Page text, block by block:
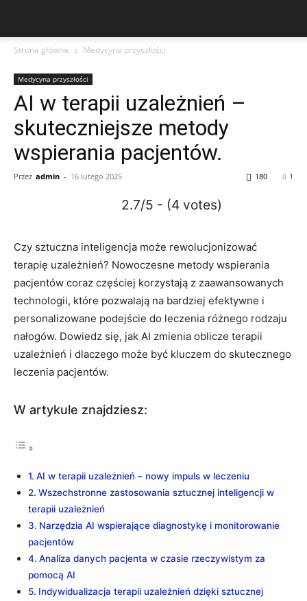
Strona główna Medycyna przyszłości
Medycyna przyszłości
AI w terapii uzależnień –
skuteczniejsze metody
wspierania pacjentów.
Przez admin - 16 lutego 2025 1
180
2.7/5 - (4 votes)
Czy sztuczna inteligencja może rewolucjonizować
terapię uzależnień? Nowoczesne metody wspierania
pacjentów coraz częściej korzystają z zaawansowanych
technologii, które pozwalają na bardziej efektywne i
personalizowane podejście do leczenia różnego rodzaju
nałogów. Dowiedz się, jak AI zmienia oblicze terapii
uzależnień i dlaczego może być kluczem do skutecznego
leczenia pacjentów.
W artykule znajdziesz:
AI w terapii uzależnień – nowy impuls w leczeniu
Wszechstronne zastosowania sztucznej inteligencji w
terapii uzależnień
Narzędzia AI wspierające diagnostykę i monitorowanie
pacjentów
Analiza danych pacjenta w czasie rzeczywistym za
pomocą AI
Indywidualizacja terapii uzależnień dzięki sztucznej